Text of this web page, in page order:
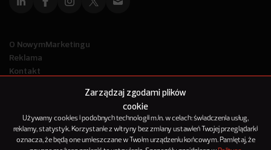
Zarządzaj zgodami plików
cookie
Używamy cookies i podobnych technologii m.in. w celach: świadczenia usług,
reklamy, statystyk. Korzystanie z witryny bez zmiany ustawień Twojej przeglądarki
oznacza, że będą one umieszczane w Twoim urządzeniu końcowym. Pamiętaj, że
O NowymMarketingu
Reklama
Kontakt